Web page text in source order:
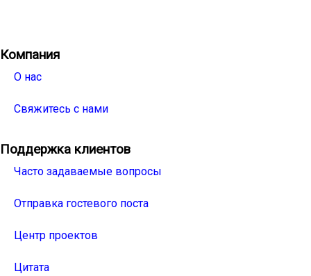
Компания
О нас
Свяжитесь с нами
Поддержка клиентов
Часто задаваемые вопросы
Отправка гостевого поста
Центр проектов
Цитата